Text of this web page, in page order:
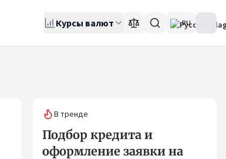
Курсы валют RU
В тренде
Подбор кредита и
оформление заявки на